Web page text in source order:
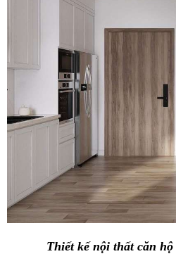
Thiết kế nội thất căn hộ